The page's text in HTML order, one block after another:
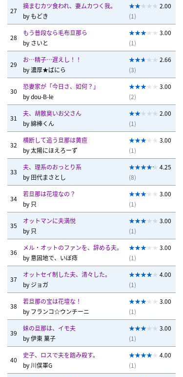
27
摘まむカツ食われ、妻ムカつく我。
by もどき
2.00
(1)
28
もう普段なら毛布旦那ら
by さいと
3.00
(1)
29
お…精子…遅えし！！
by濃厚★ばにら
2.66
(3)
30
恐妻家が「今日さ、如何？」
bydou-B-le
3.00
(2)
31
夫、胡散臭いお父さん
by綿棒くん
2.00
(1)
32
横断して追う旦那は黄疸
by太陽にほえろーず
3.00
(1)
33
夫、理系のおっとり系
by 田代まさとし
4.25
(8)
34
若旦那は花壇なの？
by 只
3.00
(1)
35
オットマンに夫満悦
by 只
3.00
(1)
36
メル・オットのファンを、辞める夫。
by 意固地で、いぼ痔
3.00
(1)
37
オットセイ制した夫、清々した。
by ジョガ
4.00
(1)
38
若旦那の宝は花壇な！
by フランコ☆ウンチーニ
3.00
(1)
39
妹の旦那は、イモ夫
by伊東 菓子
3.00
(1)
40
史子、ロスで夫を踏み殺す。
by 川俣軍G
4.00
(1)